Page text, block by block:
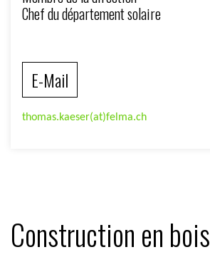
Chef du département solaire
E-Mail
thomas.kaeser(at)felma.ch
Construction en bois